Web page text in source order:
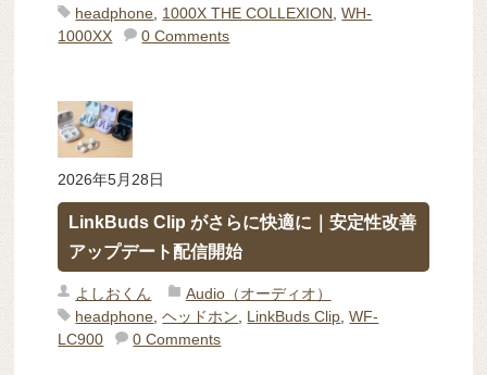
headphone 1000X THE COLLEXION ,WH-
1000XX
0 Comments
2026年5月28日
LinkBuds Clip がさらに快適に｜安定性改善
アップデート配信開始
よしおくん
Audio（オーディオ）
headphone ,ヘッドホン LinkBuds Clip ,WF-
LC900
0 Comments